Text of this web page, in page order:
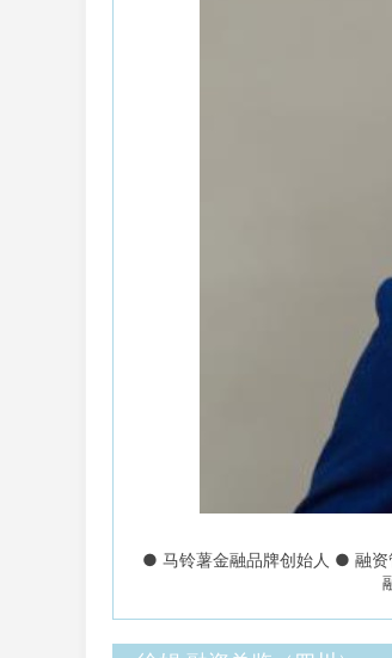
● 马铃薯金融品牌创始人 ● 融